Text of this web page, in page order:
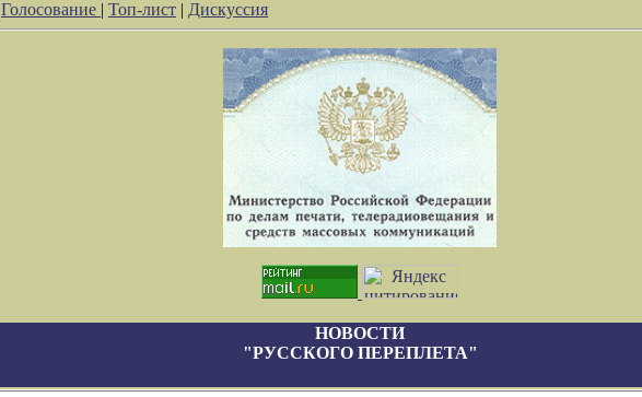
Голосование | Топ-лист | Дискуссия
НОВОСТИ
"РУССКОГО ПЕРЕПЛЕТА"